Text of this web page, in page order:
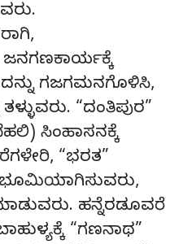
ಜನಗಣಕಾರ್ಯಕ್ಕೆ
ಗಜಗಮನಗೊಳಿಸಿ,
“ದಂತಿಪುರ”
ಸಿಂಹಾಸನಕ್ಕೆ
“ಭರತ”
ಹನ್ನೆರಡೂವರೆ
“ಗಣನಾಥ”